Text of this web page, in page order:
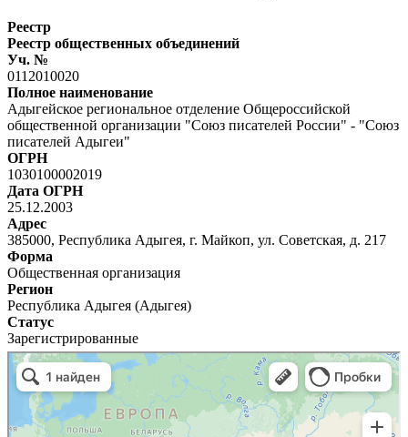
Реестр
Реестр общественных объединений
Уч. №
0112010020
Полное наименование
Адыгейское региональное отделение Общероссийской
общественной организации "Союз писателей России" - "Союз
писателей Адыгеи"
ОГРН
1030100002019
Дата ОГРН
25.12.2003
Адрес
385000, Республика Адыгея, г. Майкоп, ул. Советская, д. 217
Форма
Общественная организация
Регион
Республика Адыгея (Адыгея)
Статус
Зарегистрированные